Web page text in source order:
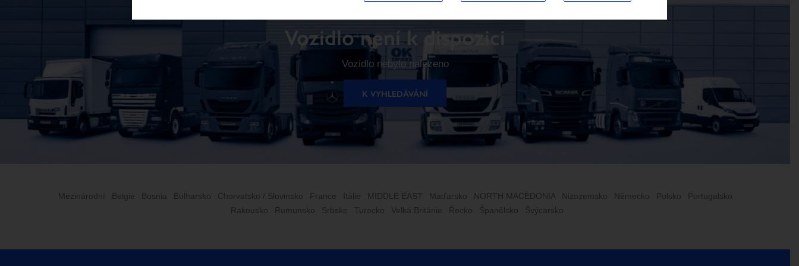
Vozidlo není k dispozici
Vozidlo nebylo nalezeno
K VYHLEDÁVÁNÍ
Mezinárodní Belgie Bosnia Bulharsko Chorvatsko / Slovinsko France Itálie MIDDLE EAST Maďarsko NORTH MACEDONIA Nizozemsko Německo Polsko
Portugalsko
Rakousko
Rumunsko Srbsko Turecko Velká Británie Řecko Španělsko Švýcarsko